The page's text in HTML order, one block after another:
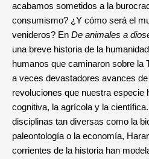
acabamos sometidos a la
consumismo? ¿Y cómo será el
venideros? En De animales a
una breve historia de la
humanos que caminaron sobre la
a veces devastadores avances
revoluciones que nuestra especie
cognitiva, la agrícola y la
disciplinas tan diversas como la
paleontología o la economía,
corrientes de la historia han